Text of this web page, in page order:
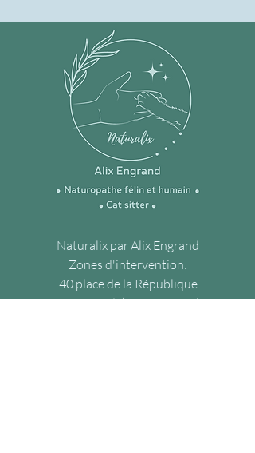
Naturalix par Alix Engrand
Zones d'intervention:
40 place de la République
59210 Coudekerque-Branche